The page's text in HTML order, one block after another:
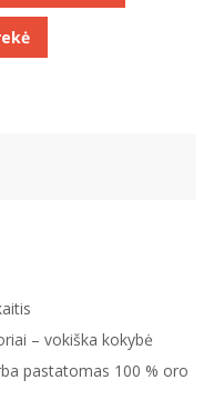
– vokiška kokybė
pastatomas 100 % oro